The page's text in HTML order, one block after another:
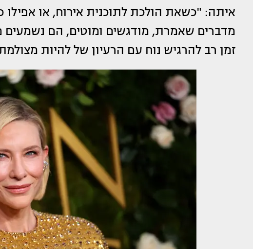
איתה: "כשאת הולכת לתוכנית אירוח, או אפילו
מדברים שאמרת, מודגשים ומוטים, הם נשמעים
זמן רב להרגיש נוח עם הרעיון של להיות